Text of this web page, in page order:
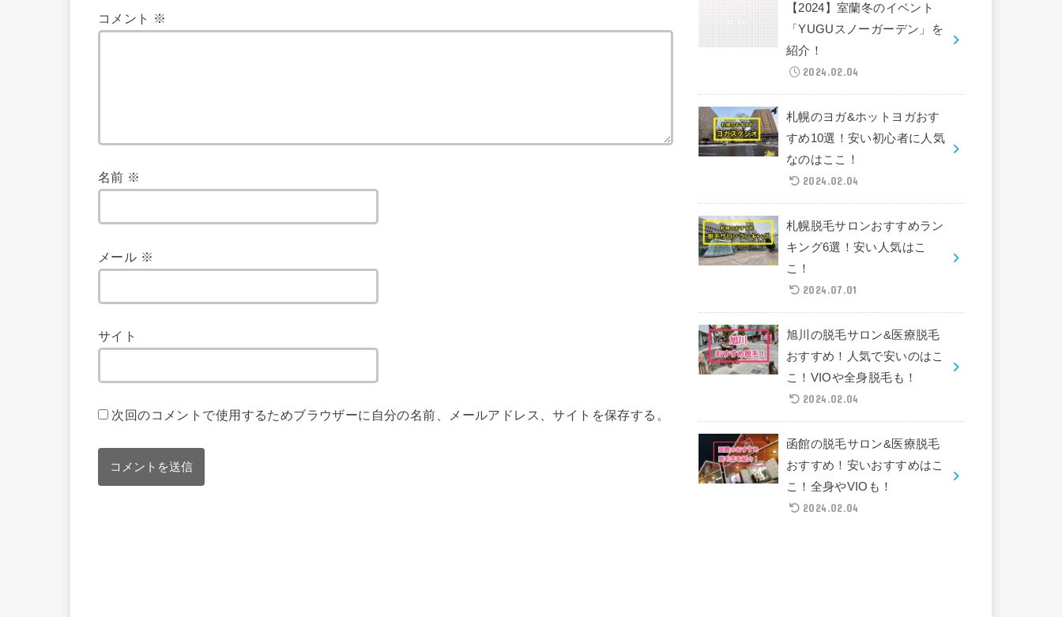
コメント ※
名前 ※
メール ※
サイト
次回のコメントで使用するためブラウザーに自分の名前、メールアドレス、サイトを保存する。
【2024】室蘭冬のイベント
「YUGUスノーガーデン」を
紹介！
2024.02.04
札幌のヨガ&ホットヨガおす
すめ10選！安い初心者に人気
なのはここ！
2024.02.04
札幌脱毛サロンおすすめラン
キング6選！安い人気はこ
こ！
2024.07.01
旭川の脱毛サロン&医療脱毛
おすすめ！人気で安いのはこ
こ！VIOや全身脱毛も！
2024.02.04
函館の脱毛サロン&医療脱毛
おすすめ！安いおすすめはこ
こ！全身やVIOも！
2024.02.04